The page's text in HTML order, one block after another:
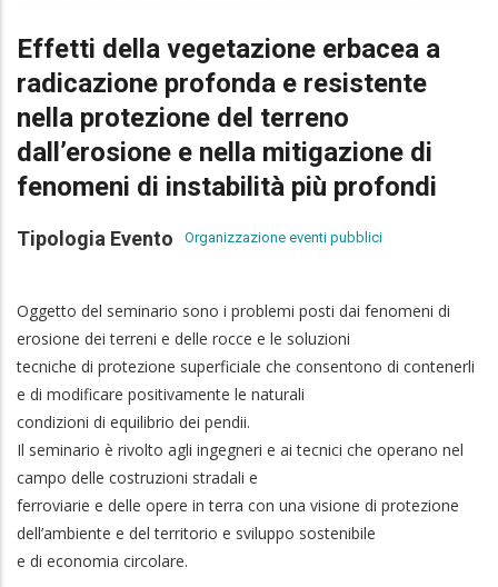
Effetti della vegetazione erbacea a
radicazione profonda e resistente
nella protezione del terreno
dall’erosione e nella mitigazione di
fenomeni di instabilità più profondi
Tipologia Evento Organizzazione eventi pubblici
Oggetto del seminario sono i problemi posti dai fenomeni di
erosione dei terreni e delle rocce e le soluzioni
tecniche di protezione superficiale che consentono di contenerli
e di modificare positivamente le naturali
condizioni di equilibrio dei pendii.
Il seminario è rivolto agli ingegneri e ai tecnici che operano nel
campo delle costruzioni stradali e
ferroviarie e delle opere in terra con una visione di protezione
dell’ambiente e del territorio e sviluppo sostenibile
e di economia circolare.